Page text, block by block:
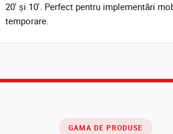
20' și 10'. Perfect pentru implementări
temporare.
GAMA DE PRODUSE